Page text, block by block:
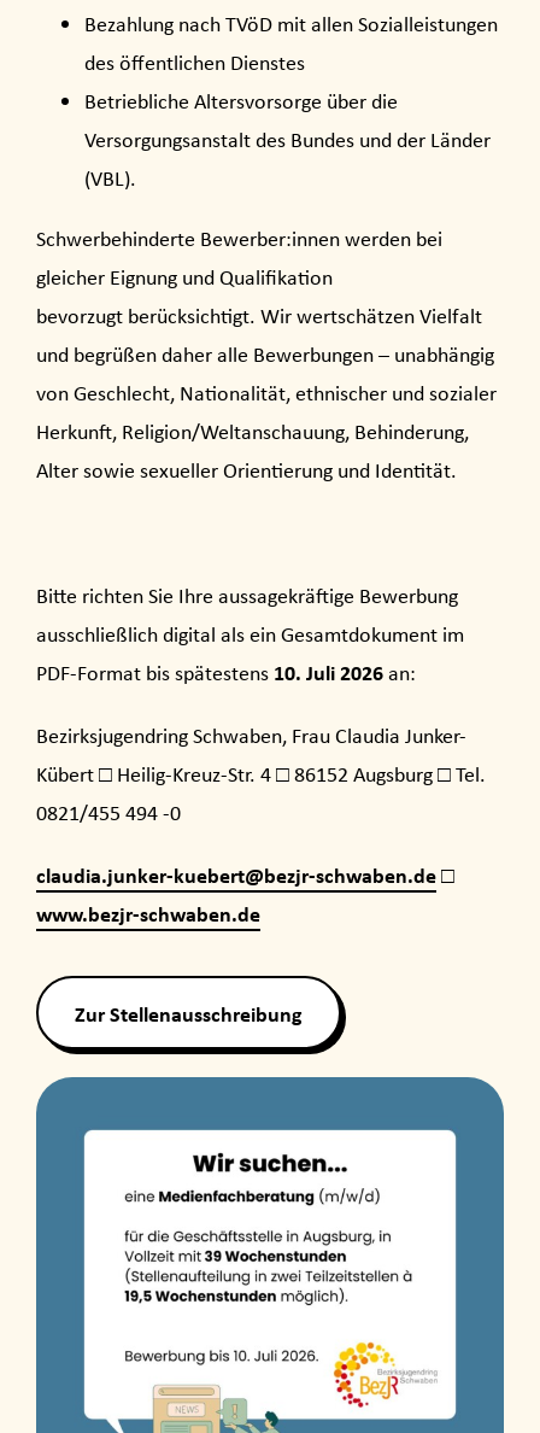
Bezahlung nach TVöD mit allen Sozialleistungen
des öffentlichen Dienstes
Betriebliche Altersvorsorge über die
Versorgungsanstalt des Bundes und der Länder
(VBL).
Schwerbehinderte Bewerber:innen werden bei
gleicher Eignung und Qualifikation
bevorzugt berücksichtigt. Wir wertschätzen Vielfalt
und begrüßen daher alle Bewerbungen – unabhängig
von Geschlecht, Nationalität, ethnischer und sozialer
Herkunft, Religion/Weltanschauung, Behinderung,
Alter sowie sexueller Orientierung und Identität.
Bitte richten Sie Ihre aussagekräftige Bewerbung
ausschließlich digital als ein Gesamtdokument im
PDF-Format bis spätestens 10. Juli 2026an:
Bezirksjugendring Schwaben, Frau Claudia Junker-
Kübert □ Heilig-Kreuz-Str. 4 □ 86152 Augsburg □ Tel.
0821/455 494 -0
claudia.junker-kuebert@bezjr-schwaben.de□
www.bezjr-schwaben.de
Zur Stellenausschreibung